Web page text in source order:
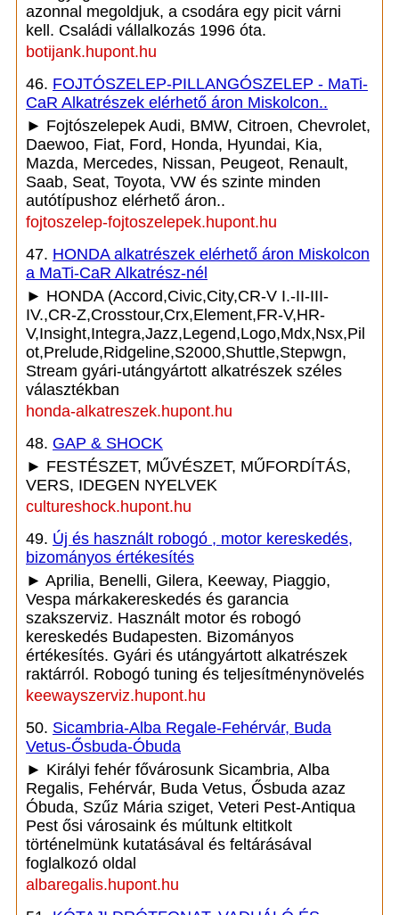
azonnal megoldjuk, a csodára egy picit várni
kell. Családi vállalkozás 1996 óta.
botijank.hupont.hu
46. FOJTÓSZELEP-PILLANGÓSZELEP - MaTi-
CaR Alkatrészek elérhető áron Miskolcon..
► Fojtószelepek Audi, BMW, Citroen, Chevrolet,
Daewoo, Fiat, Ford, Honda, Hyundai, Kia,
Mazda, Mercedes, Nissan, Peugeot, Renault,
Saab, Seat, Toyota, VW és szinte minden
autótípushoz elérhető áron..
fojtoszelep-fojtoszelepek.hupont.hu
47. HONDA alkatrészek elérhető áron Miskolcon
a MaTi-CaR Alkatrész-nél
► HONDA (Accord,Civic,City,CR-V I.-II-III-
IV.,CR-Z,Crosstour,Crx,Element,FR-V,HR-
V,Insight,Integra,Jazz,Legend,Logo,Mdx,Nsx,Pil
ot,Prelude,Ridgeline,S2000,Shuttle,Stepwgn,
Stream gyári-utángyártott alkatrészek széles
választékban
honda-alkatreszek.hupont.hu
48. GAP & SHOCK
► FESTÉSZET, MŰVÉSZET, MŰFORDÍTÁS,
VERS, IDEGEN NYELVEK
cultureshock.hupont.hu
49. Új és használt robogó , motor kereskedés,
bizományos értékesítés
► Aprilia, Benelli, Gilera, Keeway, Piaggio,
Vespa márkakereskedés és garancia
szakszerviz. Használt motor és robogó
kereskedés Budapesten. Bizományos
értékesítés. Gyári és utángyártott alkatrészek
raktárról. Robogó tuning és teljesítménynövelés
keewayszerviz.hupont.hu
50. Sicambria-Alba Regale-Fehérvár, Buda
Vetus-Ősbuda-Óbuda
► Királyi fehér fővárosunk Sicambria, Alba
Regalis, Fehérvár, Buda Vetus, Ősbuda azaz
Óbuda, Szűz Mária sziget, Veteri Pest-Antiqua
Pest ősi városaink és múltunk eltitkolt
történelmünk kutatásával és feltárásával
foglalkozó oldal
albaregalis.hupont.hu